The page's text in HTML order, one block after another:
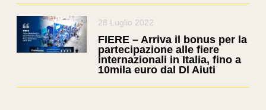
28 Luglio 2022
FIERE – Arriva il bonus per la
partecipazione alle fiere
internazionali in Italia, fino a
10mila euro dal Dl Aiuti